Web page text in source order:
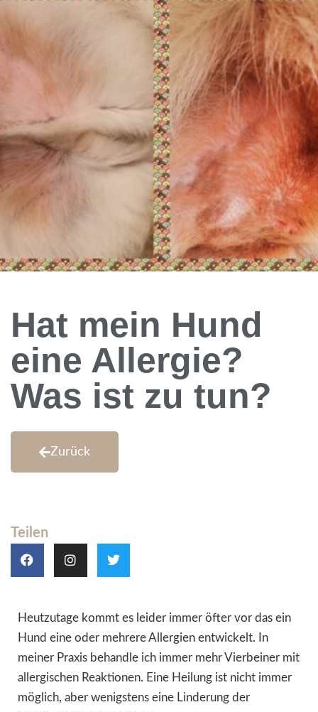
Hat mein Hund
eine Allergie?
Was ist zu tun?
Zurück
Teilen
Heutzutage kommt es leider immer öfter vor das ein
Hund eine oder mehrere Allergien entwickelt. In
meiner Praxis behandle ich immer mehr Vierbeiner mit
allergischen Reaktionen. Eine Heilung ist nicht immer
möglich, aber wenigstens eine Linderung der